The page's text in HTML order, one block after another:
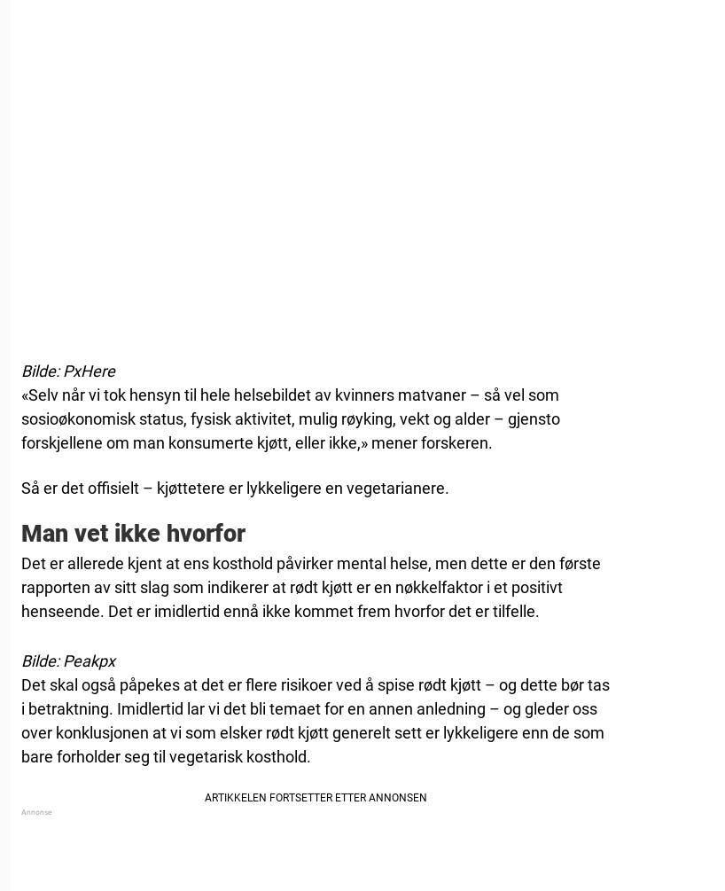
Bilde: PxHere
«Selv når vi tok hensyn til hele helsebildet av kvinners matvaner – så vel som
sosioøkonomisk status, fysisk aktivitet, mulig røyking, vekt og alder – gjensto
forskjellene om man konsumerte kjøtt, eller ikke,» mener forskeren.
Så er det offisielt – kjøttetere er lykkeligere en vegetarianere.
Man vet ikke hvorfor
Det er allerede kjent at ens kosthold påvirker mental helse, men dette er den første
rapporten av sitt slag som indikerer at rødt kjøtt er en nøkkelfaktor i et positivt
henseende. Det er imidlertid ennå ikke kommet frem hvorfor det er tilfelle.
Bilde: Peakpx
Det skal også påpekes at det er flere risikoer ved å spise rødt kjøtt – og dette bør tas
i betraktning. Imidlertid lar vi det bli temaet for en annen anledning – og gleder oss
over konklusjonen at vi som elsker rødt kjøtt generelt sett er lykkeligere enn de som
bare forholder seg til vegetarisk kosthold.